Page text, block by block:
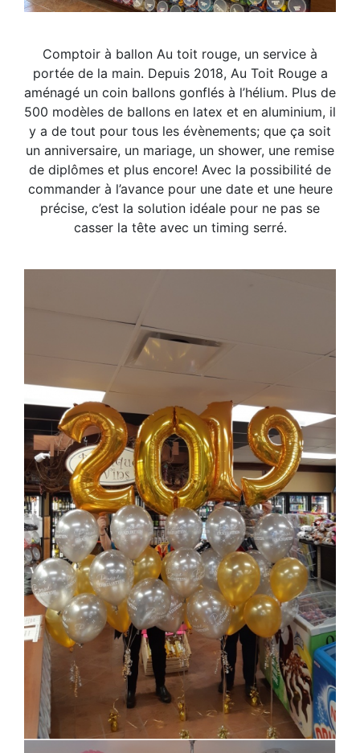
Comptoir à ballon Au toit rouge, un service à
portée de la main. Depuis 2018, Au Toit Rouge a
aménagé un coin ballons gonflés à l’hélium. Plus de
500 modèles de ballons en latex et en aluminium, il
y a de tout pour tous les évènements; que ça soit
un anniversaire, un mariage, un shower, une remise
de diplômes et plus encore! Avec la possibilité de
commander à l’avance pour une date et une heure
précise, c’est la solution idéale pour ne pas se
casser la tête avec un timing serré.